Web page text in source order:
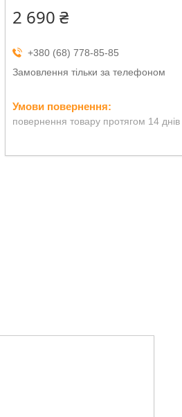
2 690 ₴
+380 (68) 778-85-85
Замовлення тільки за телефоном
повернення товару протягом 14 днів